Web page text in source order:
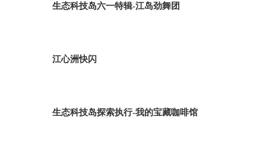
生态科技岛六一特辑-江岛劲舞团
江心洲快闪
生态科技岛探索执行-我的宝藏咖啡馆